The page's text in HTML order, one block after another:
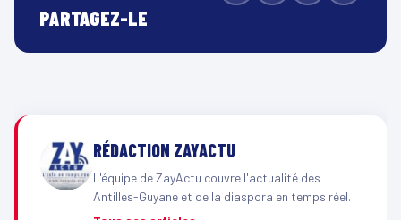
PARTAGEZ-LE
RÉDACTION ZAYACTU
L'équipe de ZayActu couvre l'actualité des
Antilles-Guyane et de la diaspora en temps réel.